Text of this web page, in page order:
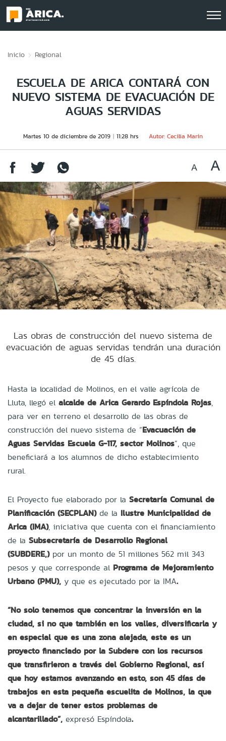
Inicio Regional
ESCUELA DE ARICA CONTARÁ CON
NUEVO SISTEMA DE EVACUACIÓN DE
AGUAS SERVIDAS
Martes 10 de diciembre de 2019 11:28 hrs Autor: Cecilia Marín
Las obras de construcción del nuevo sistema de
evacuación de aguas servidas tendrán una duración
de 45 días.
Hasta la localidad de Molinos, en el valle agrícola de
Lluta, llegó el alcalde de Arica Gerardo Espíndola Rojas,
para ver en terreno el desarrollo de las obras de
construcción del nuevo sistema de “Evacuación de
Aguas Servidas Escuela G-117, sector Molinos”, que
beneficiará a los alumnos de dicho establecimiento
rural.
El Proyecto fue elaborado por la Secretaría Comunal de
Planificación (SECPLAN)de la Ilustre Municipalidad de
Arica (IMA), iniciativa que cuenta con el financiamiento
de la Subsecretaría de Desarrollo Regional
(SUBDERE,)por un monto de 51 millones 562 mil 343
pesos y que corresponde al Programa de Mejoramiento
Urbano (PMU), y que es ejecutado por la IMA.
“No solo tenemos que concentrar la inversión en la
ciudad, si no que también en los valles, diversificarla y
en especial que es una zona alejada, este es un
proyecto financiado por la Subdere con los recursos
que transfirieron a través del Gobierno Regional, así
que hoy estamos avanzando en esto, son 45 días de
trabajos en esta pequeña escuelita de Molinos, la que
va a dejar de tener estos problemas de
alcantarillado”, expresó Espíndola.